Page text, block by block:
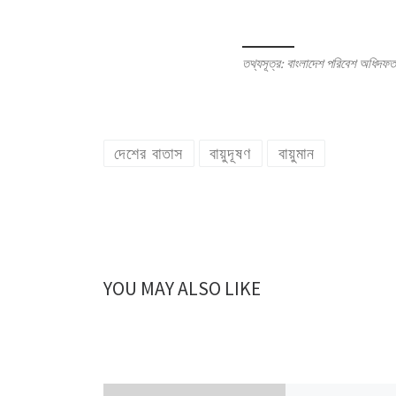
তথ্যসূত্র: বাংলাদেশ পরিবেশ
দেশের বাতাস বায়ুদূষণ বায়ুমান
YOU MAY ALSO LIKE